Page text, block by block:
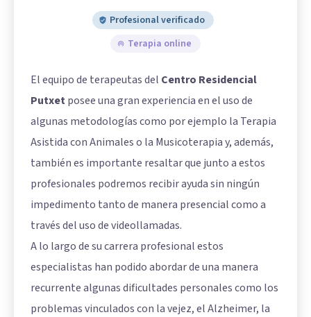
Profesional verificado
Terapia online
El equipo de terapeutas del Centro Residencial
Putxetposee una gran experiencia en el uso de
algunas metodologías como por ejemplo la Terapia
Asistida con Animales o la Musicoterapia y, además,
también es importante resaltar que junto a estos
profesionales podremos recibir ayuda sin ningún
impedimento tanto de manera presencial como a
través del uso de videollamadas.
A lo largo de su carrera profesional estos
especialistas han podido abordar de una manera
recurrente algunas dificultades personales como los
problemas vinculados con la vejez, el Alzheimer, la